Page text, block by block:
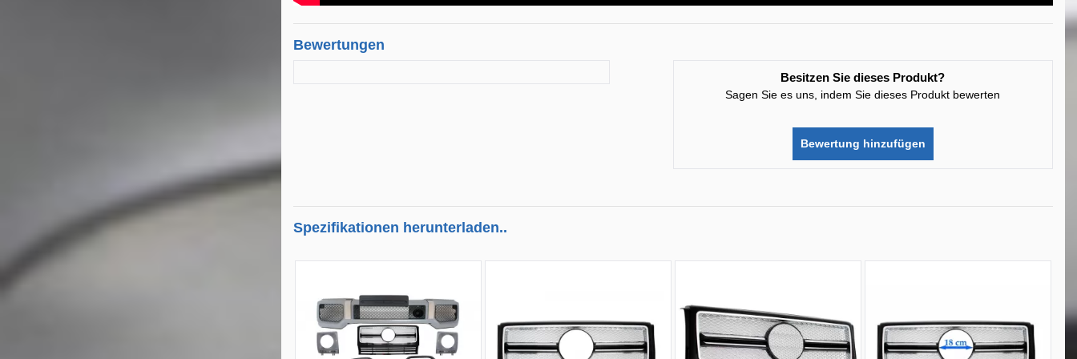
Bewertungen
Besitzen Sie dieses Produkt?
Sagen Sie es uns, indem Sie dieses Produkt bewerten
Bewertung hinzufügen
Spezifikationen herunterladen..